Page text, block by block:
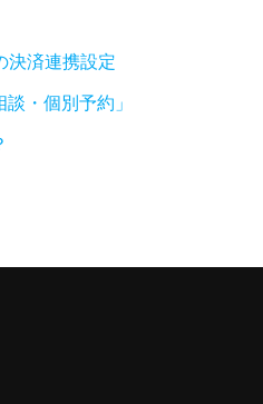
決済連携設定
・個別予約」